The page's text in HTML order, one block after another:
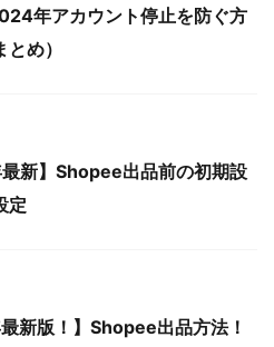
年アカウント停止を防ぐ方
め）
最新】Shopee出品前の初期設
定
新版！】Shopee出品方法！